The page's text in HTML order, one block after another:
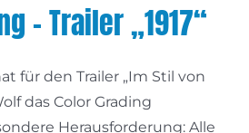
– Trailer „1917“
für den Trailer „Im Stil von
das Color Grading
Herausforderung: Alle